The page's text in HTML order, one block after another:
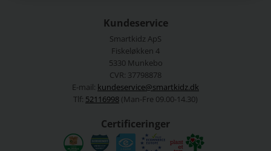
Kundeservice
Smartkidz ApS
Fiskeløkken 4
5330 Munkebo
CVR: 37798878
E-mail: kundeservice@smartkidz.dk
Tlf: 52116998 (Man-Fre 09.00-14.30)
Certificeringer